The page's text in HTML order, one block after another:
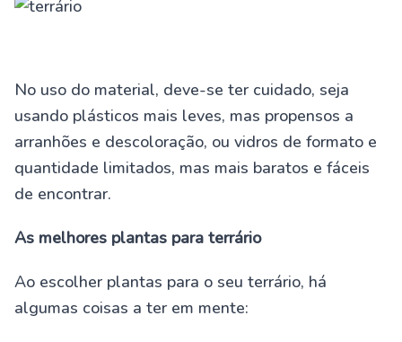
No uso do material, deve-se ter cuidado, seja
usando plásticos mais leves, mas propensos a
arranhões e descoloração, ou vidros de formato e
quantidade limitados, mas mais baratos e fáceis
de encontrar.
As melhores plantas para terrário
Ao escolher plantas para o seu terrário, há
algumas coisas a ter em mente: